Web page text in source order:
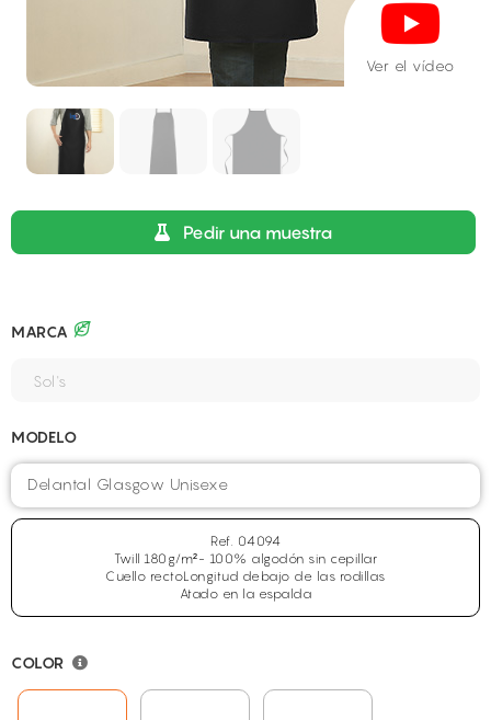
Ver el vídeo
Pedir una muestra
MARCA
MODELO
Delantal Glasgow Unisexe
Ref. 04094
Twill 180g/m²- 100% algodón sin cepillar
Cuello rectoLongitud debajo de las rodillas
Atado en la espalda
COLOR